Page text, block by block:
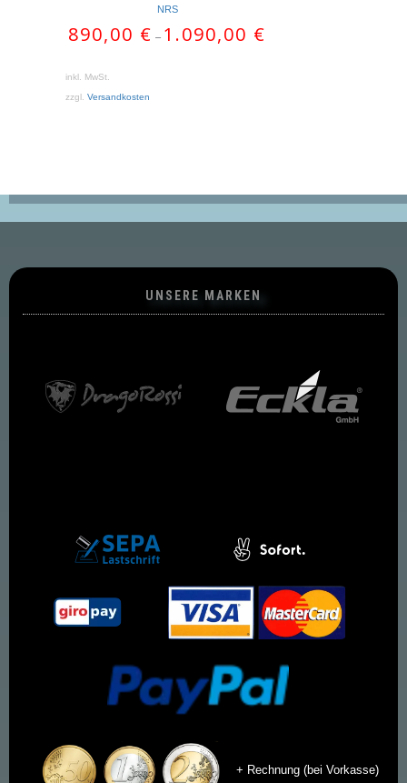
NRS
890,00 € – 1.090,00 €
inkl. MwSt.
zzgl.Versandkosten
UNSERE MARKEN
+ Rechnung (bei Vorkasse)